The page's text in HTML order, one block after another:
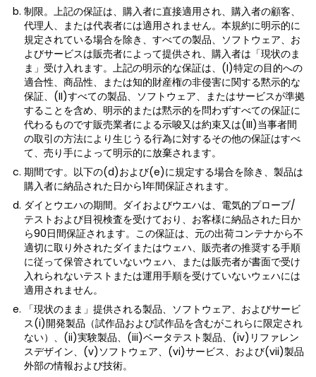
制限。上記の保証は、購入者に直接適用され、購入者の顧客、
代理人、または代表者には適用されません。本規約に明示的に
規定されている場合を除き、すべての製品、ソフトウェア、お
よびサービスは販売者によって提供され、購入者は「現状のま
ま」受け入れます。上記の明示的な保証は、(I)特定の目的への
適合性、商品性、または知的財産権の非侵害に関する黙示的な
保証、(II)すべての製品、ソフトウェア、またはサービスが準拠
することを含め、明示的または黙示的を問わずすべての保証に
代わるものです販売業者による示唆又は約束又は(III)当事者間
の取引の方法により生じうる行為に対するその他の保証はすべ
て、売り手によって明示的に放棄されます。
期間です。以下の(d)および(e)に規定する場合を除き、製品は
購入者に納品された日から1年間保証されます。
ダイとウエハの期間。ダイおよびウエハは、電気的プローブ/
テストおよび目視検査を受けており、お客様に納品された日か
ら90日間保証されます。この保証は、元の出荷コンテナから不
適切に取り外されたダイまたはウェハ、販売者の推奨する手順
に従って保管されていないウェハ、または販売者が書面で受け
入れられないテストまたは運用手順を受けていないウェハには
適用されません。
「現状のまま」提供される製品、ソフトウェア、およびサービ
ス(i)開発製品（試作品および試作品を含むがこれらに限定され
ない）、(ii)実験製品、(iii)ベータテスト製品、(iv)リファレン
スデザイン、(v)ソフトウェア、(vi)サービス、および(vii)製品
外部の情報および技術。